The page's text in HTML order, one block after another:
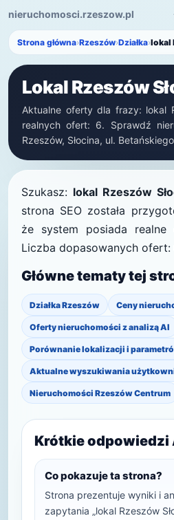
nieruchomosci.rzeszow.pl
Strona główna›Rzeszów›Działka›lokal
Lokal Rzeszów
Aktualne oferty dla frazy: lokal
realnych ofert: 6. Sprawdź
Rzeszów, Słocina, ul.
Szukasz: lokal Rzeszów
strona SEO została
że system posiada
Liczba dopasowanych ofert:
Główne tematy tej
Działka Rzeszów Ceny
Oferty nieruchomości z analizą AI
Porównanie lokalizacji i
Aktualne wyszukiwania
Nieruchomości Rzeszów Centrum
Krótkie odpowiedzi
Co pokazuje ta strona?
Strona prezentuje wyniki i
zapytania „lokal Rzeszów